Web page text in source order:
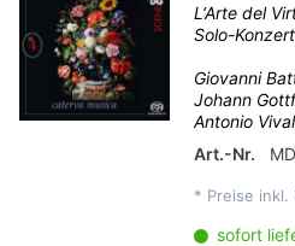
L‘Arte del
Solo-
Giovanni
Johann
Antonio
Art.-Nr.
* Preise inkl.
sofort